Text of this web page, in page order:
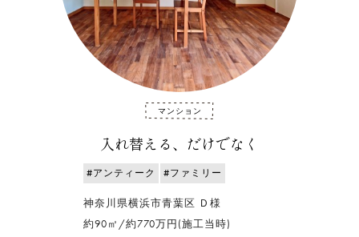
マンション
入れ替える、だけでなく
#アンティーク #ファミリー
神奈川県横浜市青葉区 Ｄ様
約90㎡/約770万円(施工当時)